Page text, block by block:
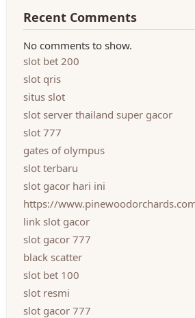
Recent Comments
No comments to show.
slot bet 200
slot qris
situs slot
slot server thailand super gacor
slot 777
gates of olympus
slot terbaru
slot gacor hari ini
https://
link slot gacor
slot gacor 777
black scatter
slot bet 100
slot resmi
slot gacor 777